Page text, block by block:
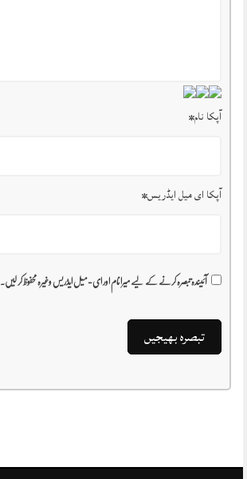
آپکا نام*
آپکا ای میل ایڈریس*
آئیندہ تبصرہ کرنے کے لیے میرا نام اور ای-میل ایڈریس وغیرہ محفوظ کر لیں۔